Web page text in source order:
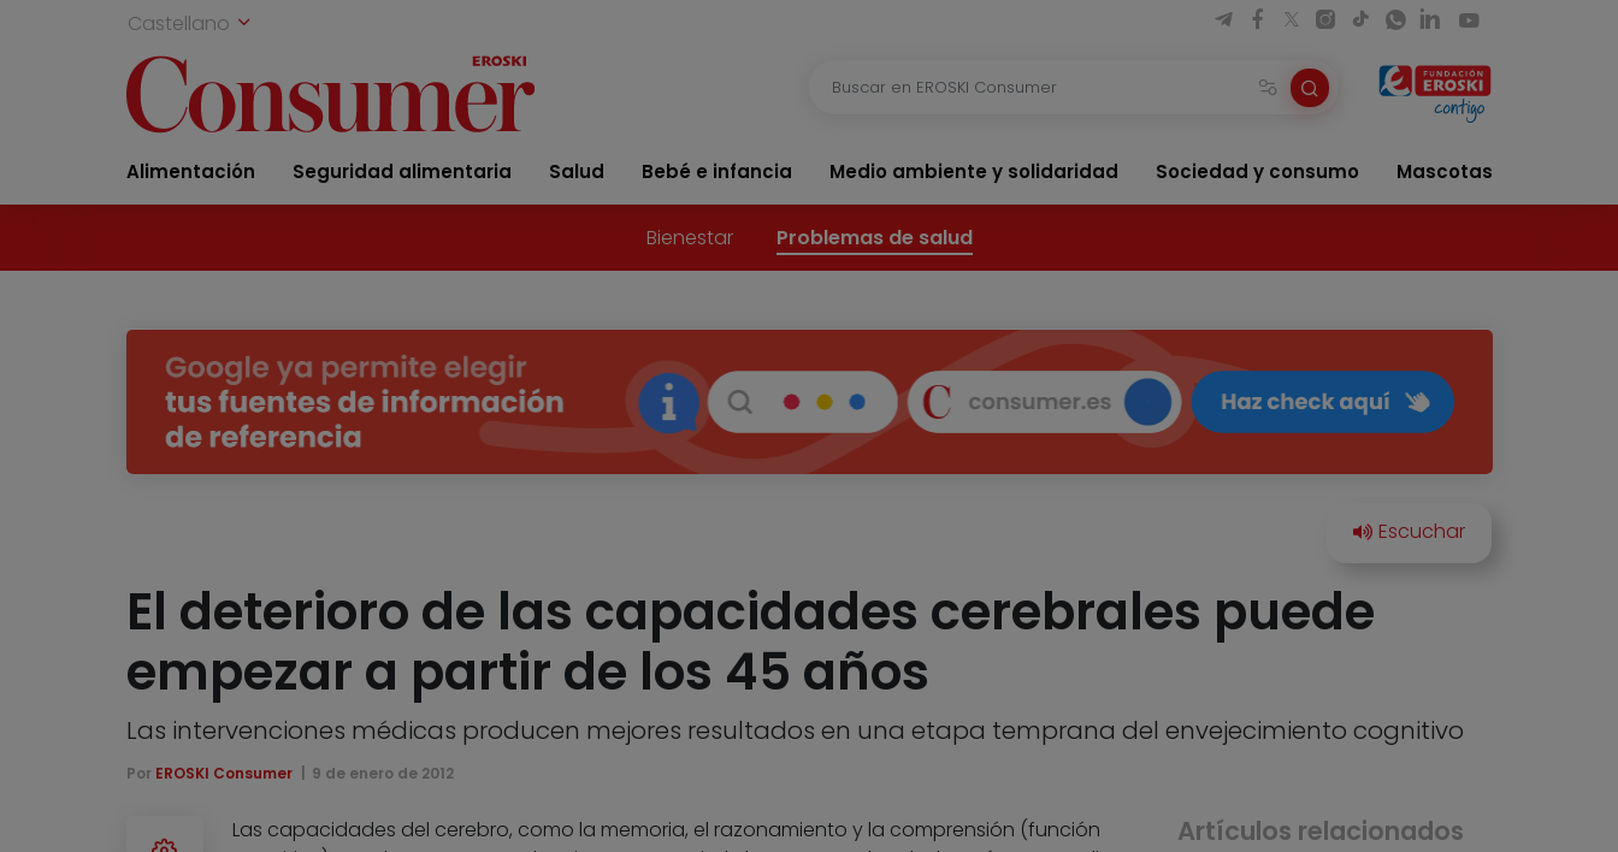
Castellano
Alimentación Seguridad alimentaria Salud Bebé e infancia Medio ambiente y solidaridad Sociedad y consumo Mascotas
Bienestar Problemas de salud
El deterioro de las capacidades cerebrales puede
empezar a partir de los 45 años
Las intervenciones médicas producen mejores resultados en una etapa temprana del envejecimiento cognitivo
Por EROSKI Consumer 9 de enero de 2012
Las capacidades del cerebro, como la memoria, el razonamiento y la comprensión (función
Artículos relacionados